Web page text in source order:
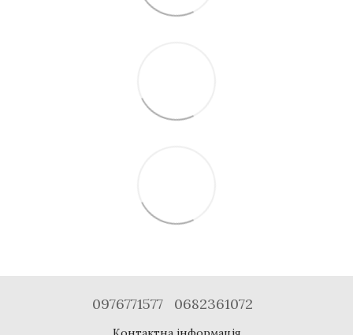
0976771577 0682361072